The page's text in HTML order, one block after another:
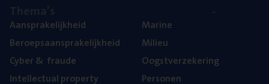
Aan­spra­ke­lijk­heid
Beroeps­aan­spra­ke­lijk­heid
Cyber& fraude
Intel­lec­tu­al property
Mari­ne
Mili­eu
Oogst­ver­ze­ke­ring
Per­so­nen